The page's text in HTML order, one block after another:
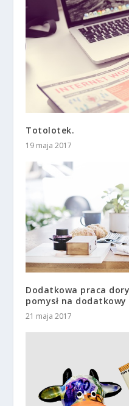
Totolotek.
19 maja 2017
Dodatkowa praca
pomysł na
21 maja 2017